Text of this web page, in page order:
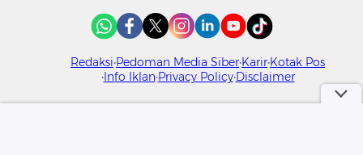
Redaksi Pedoman Media Siber Karir Kotak Pos
Info IklanPrivacy PolicyDisclaimer